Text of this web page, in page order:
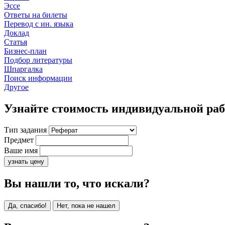
Эссе
Ответы на билеты
Перевод с ин. языка
Доклад
Статья
Бизнес-план
Подбор литературы
Шпаргалка
Поиск информации
Другое
Узнайте стоимость индивидуальной
Тип задания
Предмет
Ваше имя
узнать цену
Вы нашли то, что искали?
Да, спасибо! Нет, пока не нашел